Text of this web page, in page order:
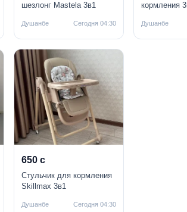
шезлонг Mastela 3в1
Душанбе Сегодня 04:30
кормления
Душанбе
650 с
Стульчик для кормления
Skillmax 3в1
Душанбе Сегодня 04:30